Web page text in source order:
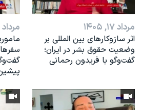
صفحه‌های ویژه
سفر پرزیدنت ترامپ به چینمرداد ۱۷, ۱۴۰۵
اثر ساز‌و‌کارهای بین المللی بر
وضعیت حقوق بشر در ایران؛
گفت‌وگو با فریدون رحمانی
مرداد ۱۷, ۱۴۰۵